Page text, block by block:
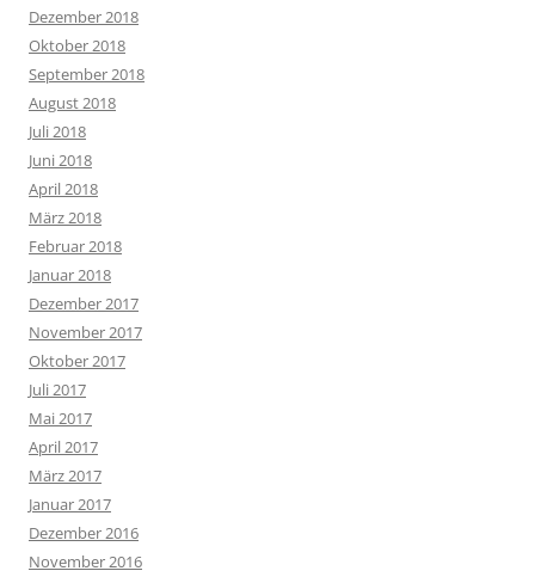
Dezember 2018
Oktober 2018
September 2018
August 2018
Juli 2018
Juni 2018
April 2018
März 2018
Februar 2018
Januar 2018
Dezember 2017
November 2017
Oktober 2017
Juli 2017
Mai 2017
April 2017
März 2017
Januar 2017
Dezember 2016
November 2016